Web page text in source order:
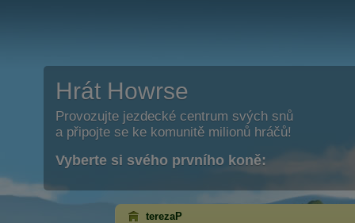
Hrát Howrse
Provozujte jezdecké centrum svých snů
a připojte se ke komunitě milionů hráčů!
Vyberte si svého prvního koně:
terezaP